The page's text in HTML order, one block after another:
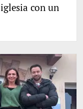
con un